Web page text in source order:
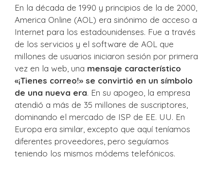
En la década de 1990 y principios de la de 2000,
America Online (AOL) era sinónimo de acceso a
Internet para los estadounidenses. Fue a través
de los servicios y el software de AOL que
millones de usuarios iniciaron sesión por primera
vez en la web, una mensaje característico
«¡Tienes correo!» se convirtió en un símbolo
de una nueva era. En su apogeo, la empresa
atendió a más de 35 millones de suscriptores,
dominando el mercado de ISP de EE. UU. En
Europa era similar, excepto que aquí teníamos
diferentes proveedores, pero seguíamos
teniendo los mismos módems telefónicos.